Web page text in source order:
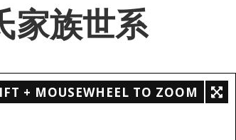
家族世系
+ MOUSEWHEEL TO ZOOM